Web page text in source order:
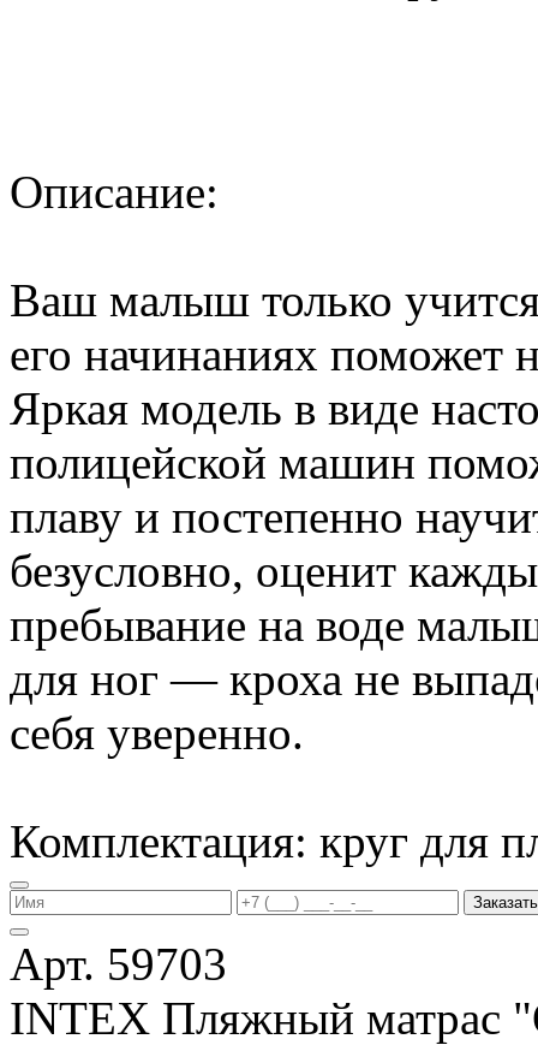
Описание:
Ваш малыш только
его начинаниях поможет
Яркая модель в виде
полицейской машин
плаву и постепенно
безусловно, оценит
пребывание на воде
для ног — кроха не
себя уверенно.
Комплектация: круг для
Заказать
Арт. 59703
INTEX Пляжный